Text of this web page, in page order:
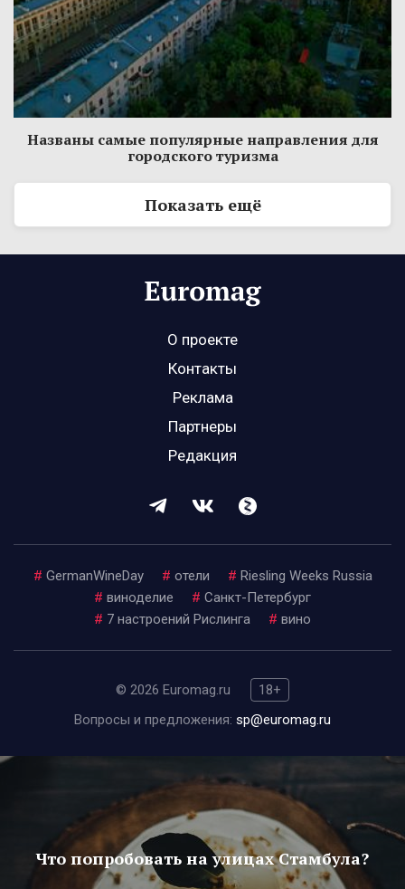
Названы самые популярные направления для
городского туризма
Показать ещё
О проекте
Контакты
Реклама
Партнеры
Редакция
# GermanWineDay # отели # Riesling Weeks Russia
# виноделие # Санкт-Петербург
# 7 настроений Рислинга # вино
© 2026 Euromag.ru
18+
Вопросы и предложения: sp@euromag.ru
Что попробовать на улицах Стамбула?